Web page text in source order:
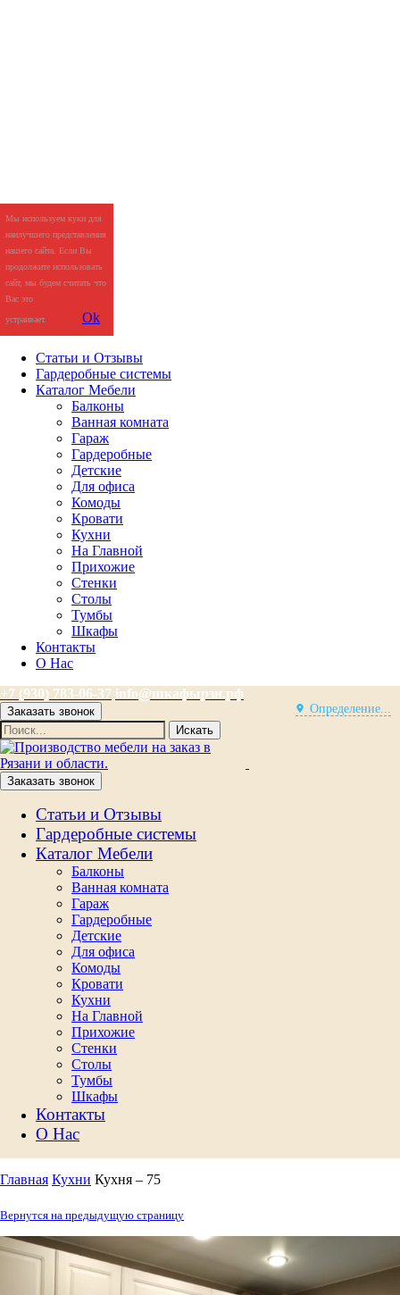
Мы используем куки для
наилучшего представления
нашего сайта. Если Вы
продолжите использовать
сайт, мы будем считать что
Вас это
устраивает. Ok
Статьи и Отзывы
Гардеробные системы
Каталог Мебели
Балконы
Ванная комната
Гараж
Гардеробные
Детские
Для офиса
Комоды
Кровати
Кухни
На Главной
Прихожие
Стенки
Столы
Тумбы
Шкафы
Контакты
О Нас
+7 (930) 783-06-37 info@шкафырзн.рф
Определение...
Заказать звонок
Искать
Заказать звонок
Статьи и Отзывы
Гардеробные системы
Каталог Мебели
Балконы
Ванная комната
Гараж
Гардеробные
Детские
Для офиса
Комоды
Кровати
Кухни
На Главной
Прихожие
Стенки
Столы
Тумбы
Шкафы
Контакты
О Нас
Главная Кухни Кухня – 75
Вернутся на предыдущую страницу